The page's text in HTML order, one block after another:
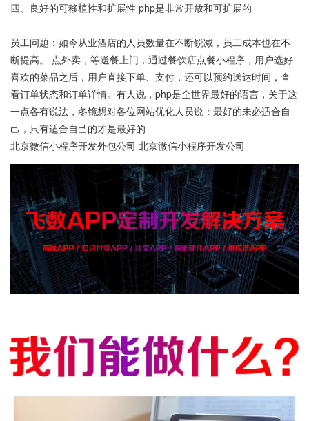
四、良好的可移植性和扩展性 php是非常开放和可扩展的
员工问题：如今从业酒店的人员数量在不断锐减，员工成本也在不
断提高。 点外卖，等送餐上门，通过餐饮店点餐小程序，用户选好
喜欢的菜品之后，用户直接下单、支付，还可以预约送达时间，查
看订单状态和订单详情。有人说，php是全世界最好的语言，关于这
一点各有说法，冬镜想对各位网站优化人员说：最好的未必适合自
己，只有适合自己的才是最好的
北京微信小程序开发外包公司 北京微信小程序开发公司